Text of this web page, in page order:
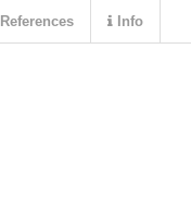
References Info